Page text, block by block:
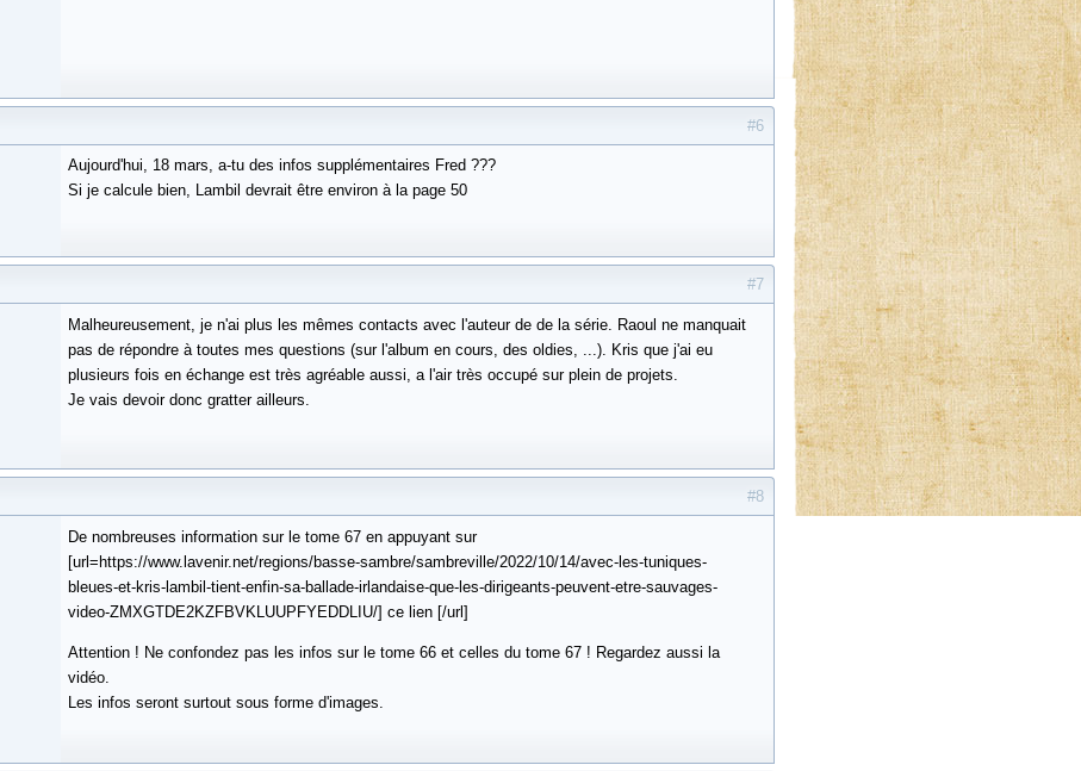
#6
Aujourd'hui, 18 mars, a-tu des infos supplémentaires Fred ???
Si je calcule bien, Lambil devrait être environ à la page 50
#7
Malheureusement, je n'ai plus les mêmes contacts avec l'auteur de de la série. Raoul ne manquait
pas de répondre à toutes mes questions (sur l'album en cours, des oldies, ...). Kris que j'ai eu
plusieurs fois en échange est très agréable aussi, a l'air très occupé sur plein de projets.
Je vais devoir donc gratter ailleurs.
#8
De nombreuses information sur le tome 67 en appuyant sur
[url=https://www.lavenir.net/regions/basse-sambre/sambreville/2022/10/14/avec-les-tuniques-
bleues-et-kris-lambil-tient-enfin-sa-ballade-irlandaise-que-les-dirigeants-peuvent-etre-sauvages-
video-ZMXGTDE2KZFBVKLUUPFYEDDLIU/] ce lien [/url]
Attention ! Ne confondez pas les infos sur le tome 66 et celles du tome 67 ! Regardez aussi la
vidéo.
Les infos seront surtout sous forme d'images.